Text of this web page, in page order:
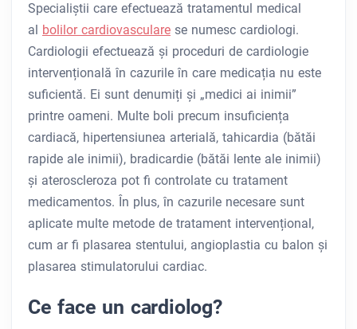
Specialiștii care efectuează tratamentul medical
al
bolilor cardiovasculare se numesc cardiologi.
Cardiologii efectuează și proceduri de cardiologie
intervențională în cazurile în care medicația nu este
suficientă. Ei sunt denumiți și „medici ai inimii”
printre oameni. Multe boli precum insuficiența
cardiacă, hipertensiunea arterială, tahicardia (bătăi
rapide ale inimii), bradicardie (bătăi lente ale inimii)
și ateroscleroza pot fi controlate cu tratament
medicamentos. În plus, în cazurile necesare sunt
aplicate multe metode de tratament intervențional,
cum ar fi plasarea stentului, angioplastia cu balon și
plasarea stimulatorului cardiac.
Ce face un cardiolog?